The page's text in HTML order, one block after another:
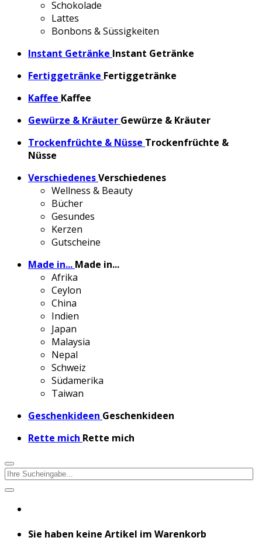
Schokolade
Lattes
Bonbons & Süssigkeiten
Instant Getränke Instant Getränke
Fertiggetränke Fertiggetränke
Kaffee Kaffee
Gewürze & Kräuter Gewürze & Kräuter
Trockenfrüchte & Nüsse Trockenfrüchte &
Nüsse
VerschiedenesVerschiedenes
Wellness & Beauty
Bücher
Gesundes
Kerzen
Gutscheine
Made in... Made in...
Afrika
Ceylon
China
Indien
Japan
Malaysia
Nepal
Schweiz
Südamerika
Taiwan
Geschenkideen Geschenkideen
Rette mich Rette mich
Sie haben keine Artikel im Warenkorb